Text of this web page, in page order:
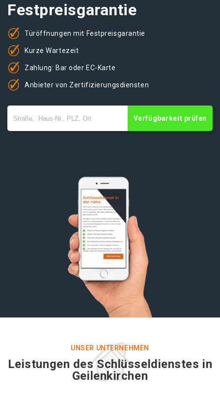
Festpreisgarantie
Türöffnungen mit Festpreisgarantie
Kurze Wartezeit
Zahlung: Bar oder EC-Karte
Anbieter von Zertifizierungsdiensten
Verfügbarkeit prüfen
UNSER UNTERNEHMEN
Leistungen des Schlüsseldienstes in
Geilenkirchen